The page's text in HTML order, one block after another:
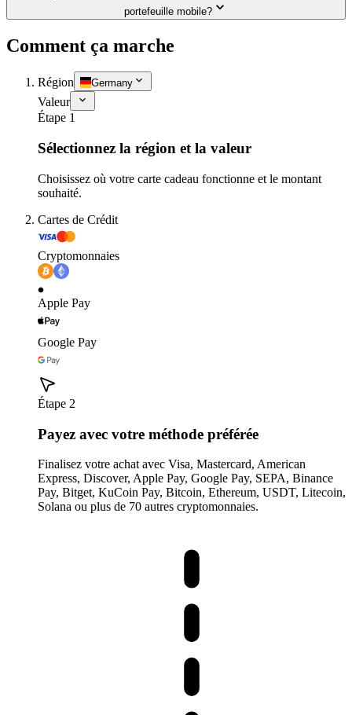
portefeuille mobile?
Comment ça marche
Région Germany
Valeur
Étape 1
Sélectionnez la région et la valeur
Choisissez où votre carte cadeau fonctionne et le montant
souhaité.
Cartes de Crédit
Cryptomonnaies
Apple Pay
Google Pay
Étape 2
Payez avec votre méthode préférée
Finalisez votre achat avec Visa, Mastercard, American
Express, Discover, Apple Pay, Google Pay, SEPA, Binance
Pay, Bitget, KuCoin Pay, Bitcoin, Ethereum, USDT, Litecoin,
Solana ou plus de 70 autres cryptomonnaies.